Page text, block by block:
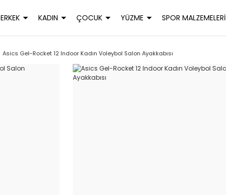
ERKEK KADIN ÇOCUK YÜZME SPOR MALZEMELERİ
Asics Gel-Rocket 12 Indoor Kadın Voleybol Salon Ayakkabısı